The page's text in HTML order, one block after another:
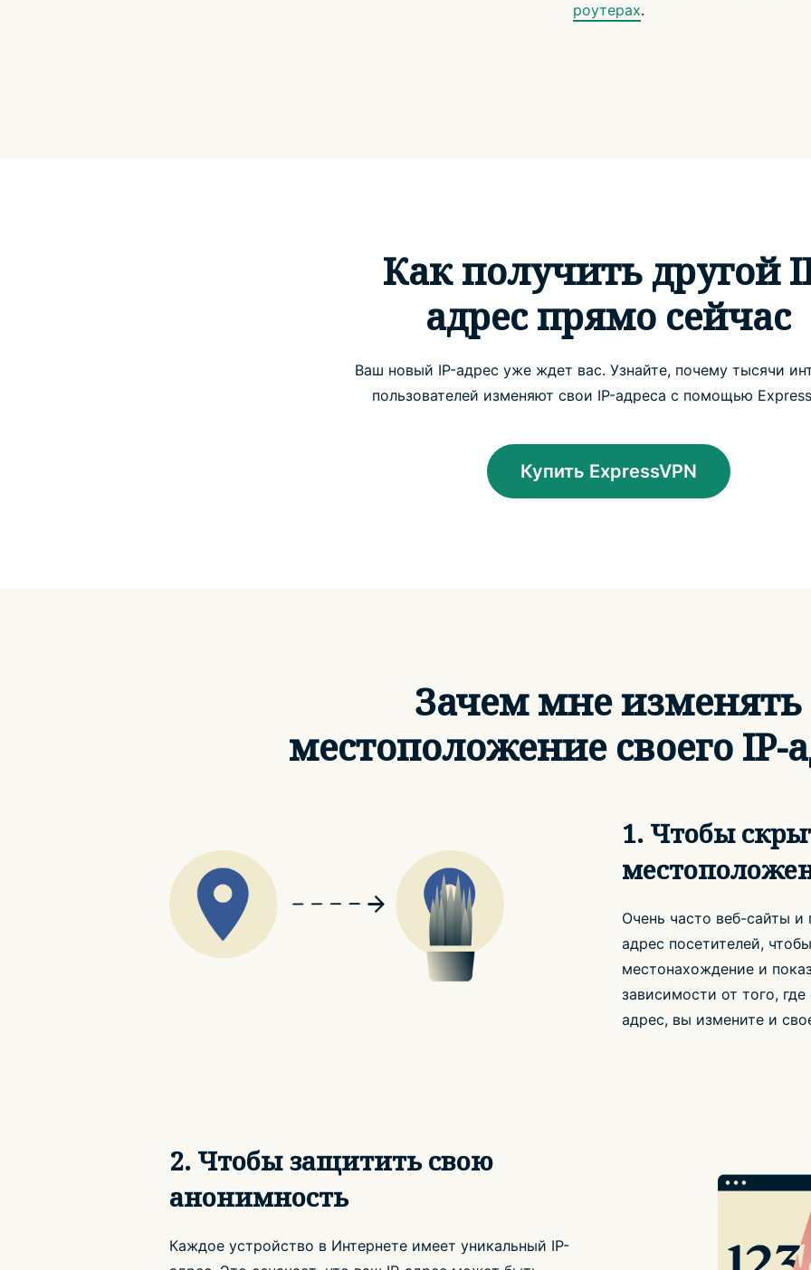
роутерах.
Как получить другой
адрес прямо сейчас
Ваш новый IP-адрес уже ждет вас. Узнайте, почему тысячи
пользователей изменяют свои IP-адреса с помощью
Купить ExpressVPN
Зачем мне изменять
местоположение своего IP-
1. Чтобы
Очень часто веб-сайты
адрес посетителей,
местонахождение и
зависимости от того,
адрес, вы измените и
2. Чтобы защитить свою
анонимность
Каждое устройство в Интернете имеет уникальный IP-